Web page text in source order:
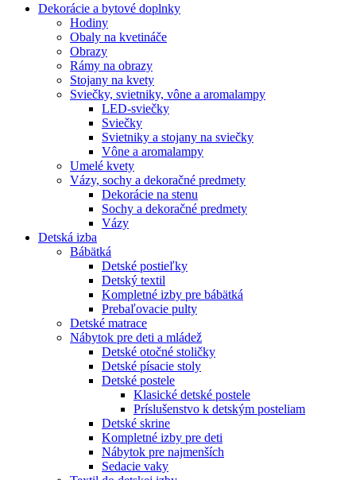
Dekorácie a bytové doplnky
Hodiny
Obaly na kvetináče
Obrazy
Rámy na obrazy
Stojany na kvety
Sviečky, svietniky, vône a aromalampy
LED-sviečky
Sviečky
Svietniky a stojany na sviečky
Vône a aromalampy
Umelé kvety
Vázy, sochy a dekoračné predmety
Dekorácie na stenu
Sochy a dekoračné predmety
Vázy
Detská izba
Bábätká
Detské postieľky
Detský textil
Kompletné izby pre bábätká
Prebaľovacie pulty
Detské matrace
Nábytok pre deti a mládež
Detské otočné stoličky
Detské písacie stoly
Detské postele
Klasické detské postele
Príslušenstvo k detským posteliam
Detské skrine
Kompletné izby pre deti
Nábytok pre najmenších
Sedacie vaky